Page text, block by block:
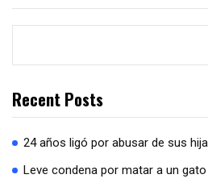
Recent Posts
24 años ligó por abusar de sus
Leve condena por matar a un gato